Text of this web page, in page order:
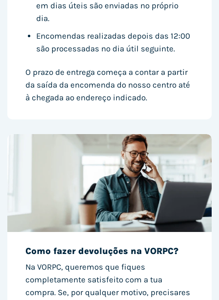
em dias úteis são enviadas no próprio
dia.
Encomendas realizadas depois das 12:00
são processadas no dia útil seguinte.
O prazo de entrega começa a contar a partir
da saída da encomenda do nosso centro até
à chegada ao endereço indicado.
Como fazer devoluções na VORPC?
Na VORPC, queremos que fiques
completamente satisfeito com a tua
compra. Se, por qualquer motivo, precisares